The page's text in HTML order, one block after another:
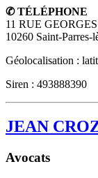
✆ TÉLÉPHONE
11 RUE
10260 Saint-Parres-
Géolocalisation :
Siren : 493888390
JEAN
Avocats